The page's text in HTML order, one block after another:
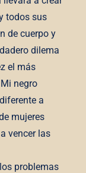
todos sus
de cuerpo y
dilema
el más
negro
a
mujeres
vencer las
problemas